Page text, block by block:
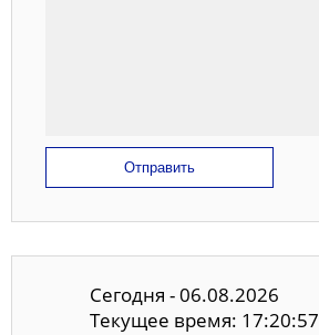
Отправить
Сегодня - 06.08.2026
Текущее время: 17:20:58